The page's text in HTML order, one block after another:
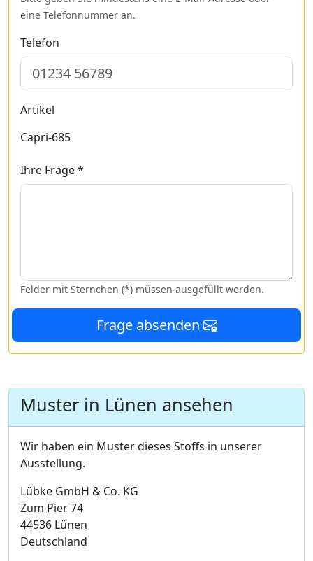
eine Telefonnummer an.
Telefon
Artikel
Capri-685
Ihre Frage *
Felder mit Sternchen (*) müssen ausgefüllt werden.
Frage absenden
Muster in Lünen ansehen
Wir haben ein Muster dieses Stoffs in unserer
Ausstellung.
Lübke GmbH & Co. KG
Zum Pier 74
44536 Lünen
Deutschland